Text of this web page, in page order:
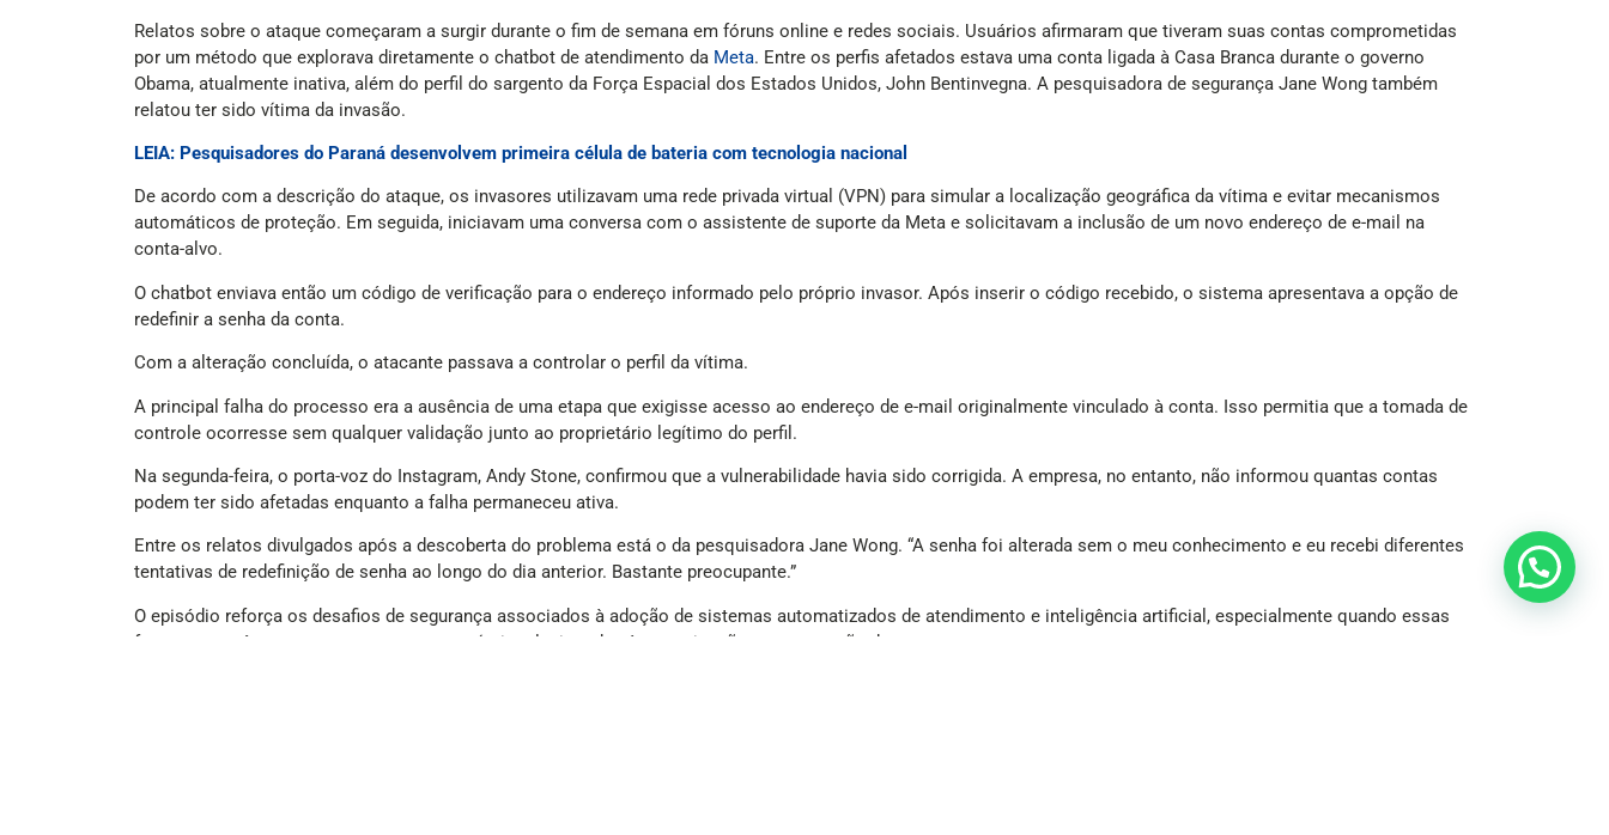
Relatos sobre o ataque começaram a surgir durante o fim de semana em fóruns online e redes sociais. Usuários afirmaram que tiveram suas contas comprometidas
por um método que explorava diretamente o chatbot de atendimento da Meta. Entre os perfis afetados estava uma conta ligada à Casa Branca durante o governo
Obama, atualmente inativa, além do perfil do sargento da Força Espacial dos Estados Unidos, John Bentinvegna. A pesquisadora de segurança Jane Wong também
relatou ter sido vítima da invasão.
LEIA: Pesquisadores do Paraná desenvolvem primeira célula de bateria com tecnologia nacional
De acordo com a descrição do ataque, os invasores utilizavam uma rede privada virtual (VPN) para simular a localização geográfica da vítima e evitar mecanismos
automáticos de proteção. Em seguida, iniciavam uma conversa com o assistente de suporte da Meta e solicitavam a inclusão de um novo endereço de e-mail na
conta-alvo.
O chatbot enviava então um código de verificação para o endereço informado pelo próprio invasor. Após inserir o código recebido, o sistema apresentava a opção de
redefinir a senha da conta.
Com a alteração concluída, o atacante passava a controlar o perfil da vítima.
A principal falha do processo era a ausência de uma etapa que exigisse acesso ao endereço de e-mail originalmente vinculado à conta. Isso permitia que a tomada de
controle ocorresse sem qualquer validação junto ao proprietário legítimo do perfil.
Na segunda-feira, o porta-voz do Instagram, Andy Stone, confirmou que a vulnerabilidade havia sido corrigida. A empresa, no entanto, não informou quantas contas
podem ter sido afetadas enquanto a falha permaneceu ativa.
Entre os relatos divulgados após a descoberta do problema está o da pesquisadora Jane Wong. “A senha foi alterada sem o meu conhecimento e eu recebi diferentes
tentativas de redefinição de senha ao longo do dia anterior. Bastante preocupante.”
O episódio reforça os desafios de segurança associados à adoção de sistemas automatizados de atendimento e inteligência artificial, especialmente quando essas
ferramentas têm acesso a processos sensíveis relacionados à autenticação e recuperação de contas.